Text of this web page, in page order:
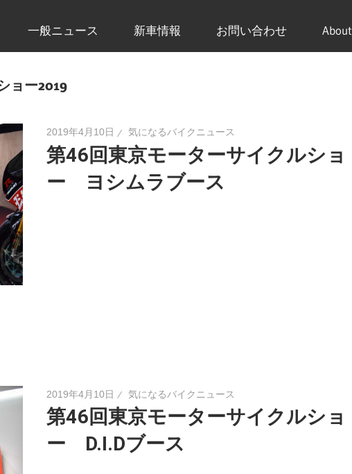
イ
ク
ニ
ュ
ー
ス
一般ニュース 新車情報 お問い合わせ About
ョー2019
2019年4月10日 気になるバイクニュース
第46回東京モーターサイクルショ
ー ヨシムラブース
2019年4月10日 気になるバイクニュース
第46回東京モーターサイクルショ
ー D.I.Dブース